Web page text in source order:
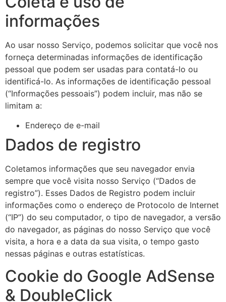
informações
Ao usar nosso Serviço, podemos solicitar que você nos
forneça determinadas informações de identificação
pessoal que podem ser usadas para contatá-lo ou
identificá-lo. As informações de identificação pessoal
(“Informações pessoais”) podem incluir, mas não se
limitam a:
Endereço de e-mail
Dados de registro
Coletamos informações que seu navegador envia
sempre que você visita nosso Serviço (“Dados de
registro”). Esses Dados de Registro podem incluir
informações como o endereço de Protocolo de Internet
(“IP”) do seu computador, o tipo de navegador, a versão
do navegador, as páginas do nosso Serviço que você
visita, a hora e a data da sua visita, o tempo gasto
nessas páginas e outras estatísticas.
Cookie do Google AdSense
& DoubleClick